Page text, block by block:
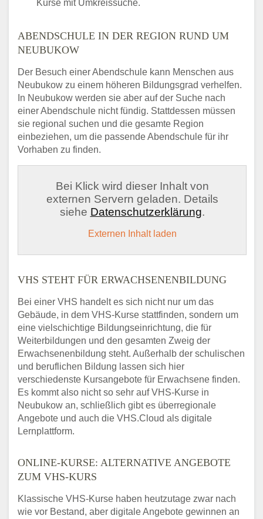
Kurse mit Umkreissuche.
ABENDSCHULE IN DER REGION RUND UM
NEUBUKOW
Der Besuch einer Abendschule kann Menschen aus
Neubukow zu einem höheren Bildungsgrad verhelfen.
In Neubukow werden sie aber auf der Suche nach
einer Abendschule nicht fündig. Stattdessen müssen
sie regional suchen und die gesamte Region
einbeziehen, um die passende Abendschule für ihr
Vorhaben zu finden.
Bei Klick wird dieser Inhalt von
externen Servern geladen. Details
siehe Datenschutzerklärung.
Externen Inhalt laden
VHS STEHT FÜR ERWACHSENENBILDUNG
Bei einer VHS handelt es sich nicht nur um das
Gebäude, in dem VHS-Kurse stattfinden, sondern um
eine vielschichtige Bildungseinrichtung, die für
Weiterbildungen und den gesamten Zweig der
Erwachsenenbildung steht. Außerhalb der schulischen
und beruflichen Bildung lassen sich hier
verschiedenste Kursangebote für Erwachsene finden.
Es kommt also nicht so sehr auf VHS-Kurse in
Neubukow an, schließlich gibt es überregionale
Angebote und auch die VHS.Cloud als digitale
Lernplattform.
ONLINE-KURSE: ALTERNATIVE ANGEBOTE
ZUM VHS-KURS
Klassische VHS-Kurse haben heutzutage zwar nach
wie vor Bestand, aber digitale Angebote gewinnen an